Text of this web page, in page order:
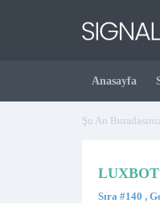
Anasayfa
Şu An
Sıra #140 ,